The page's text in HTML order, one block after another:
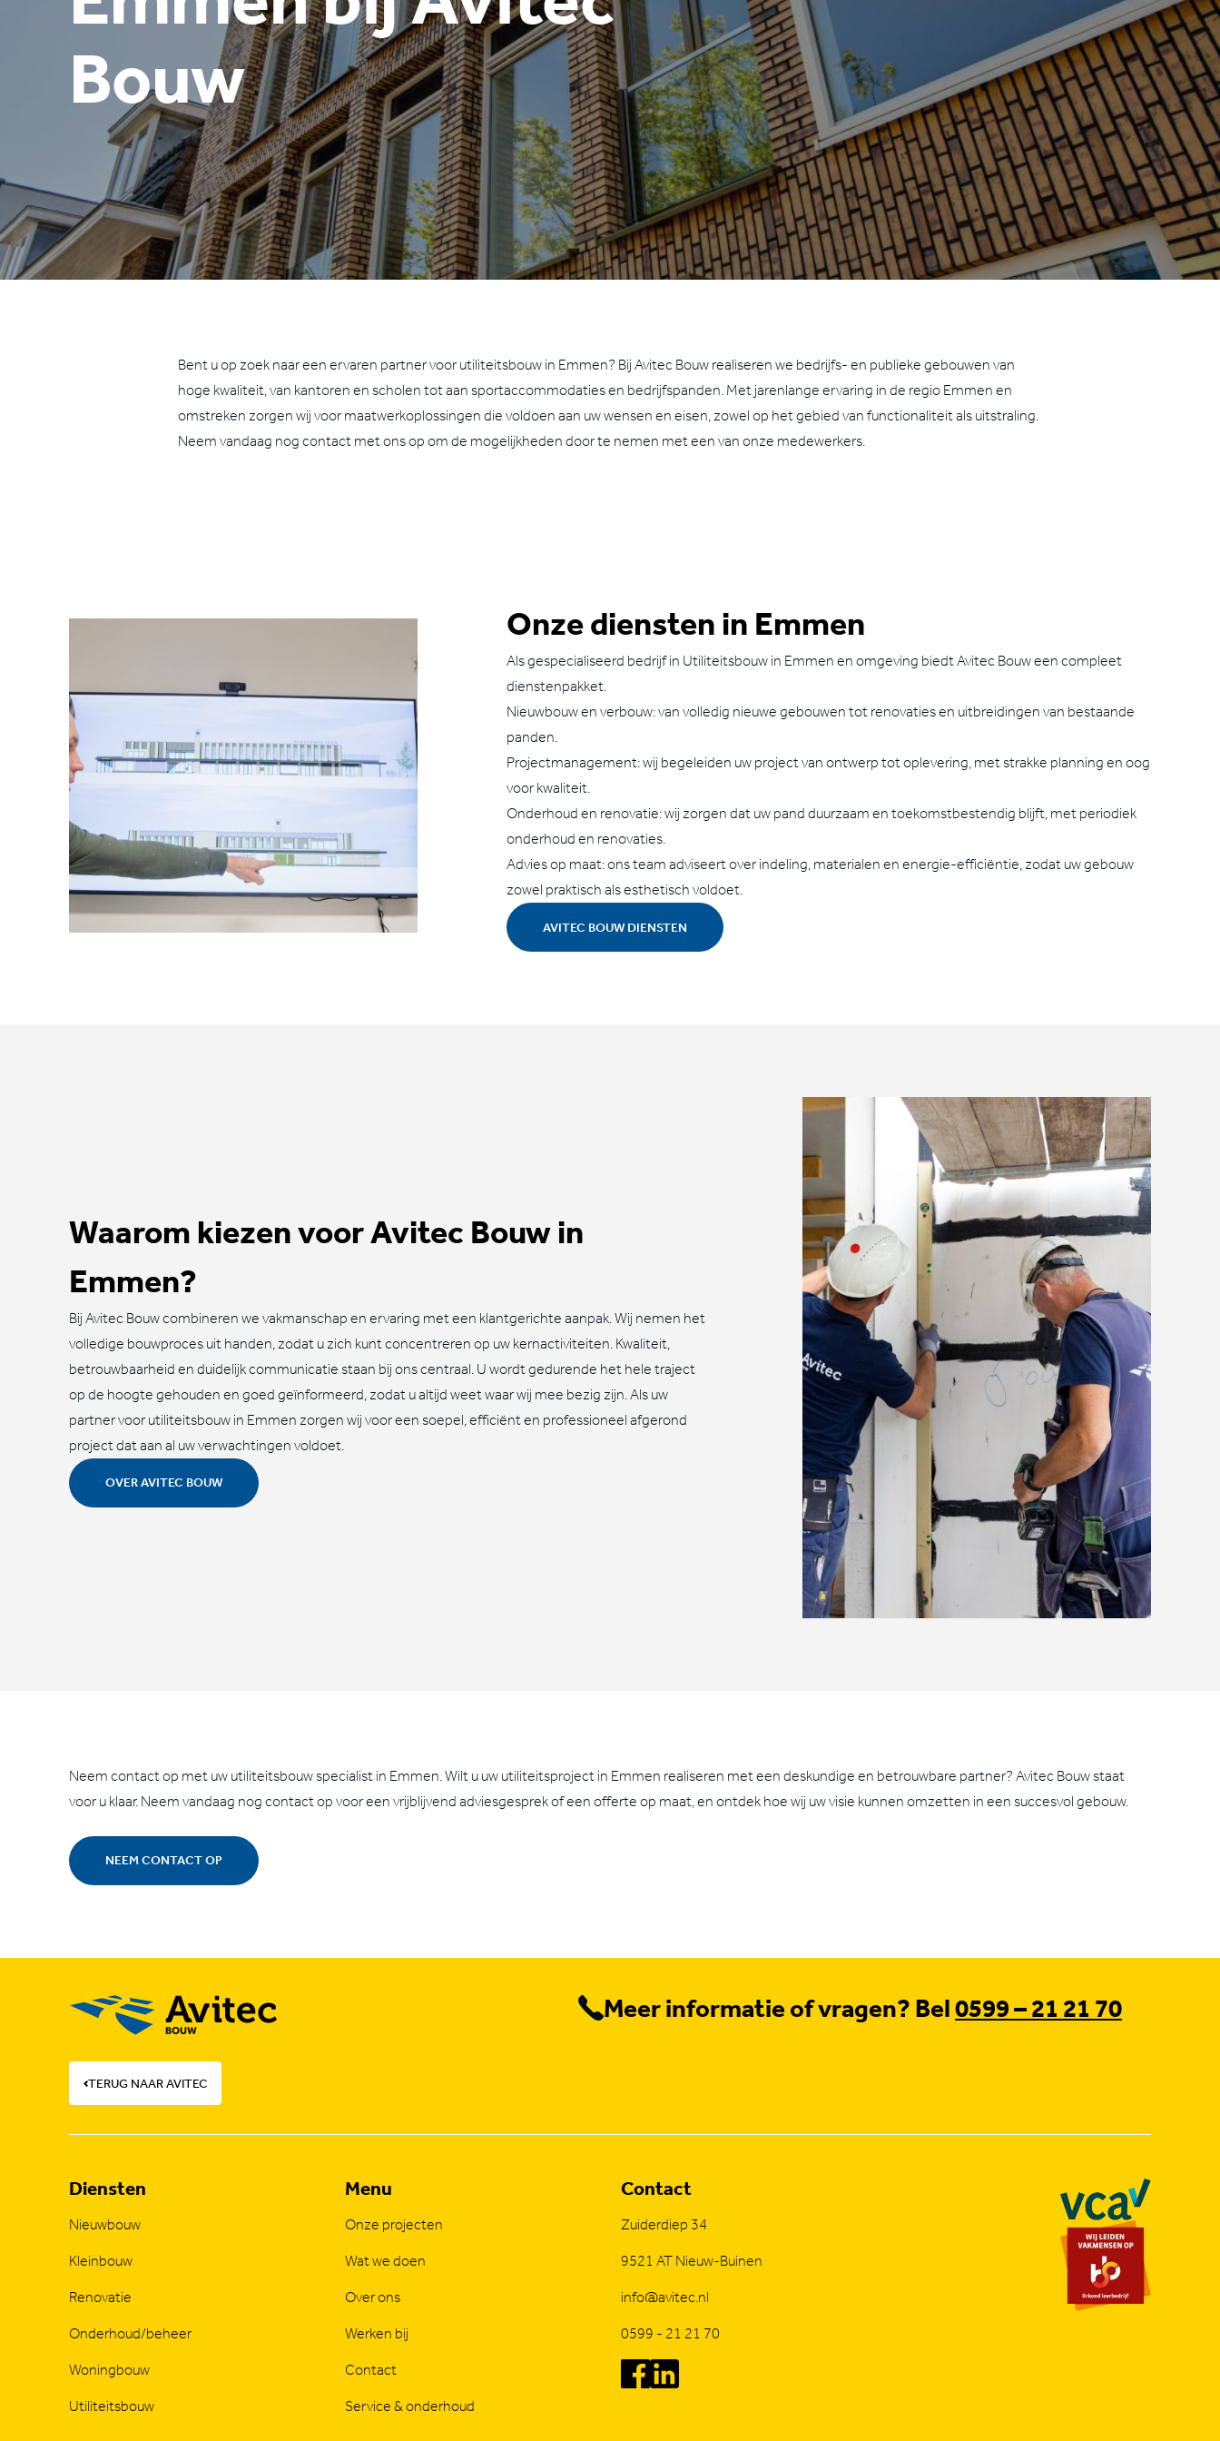
Bouw
Bent u op zoek naar een ervaren partner voor utiliteitsbouw in Emmen? Bij Avitec Bouw realiseren we bedrijfs- en publieke gebouwen van
hoge kwaliteit, van kantoren en scholen tot aan sportaccommodaties en bedrijfspanden. Met jarenlange ervaring in de regio Emmen en
omstreken zorgen wij voor maatwerkoplossingen die voldoen aan uw wensen en eisen, zowel op het gebied van functionaliteit als uitstraling.
Neem vandaag nog contact met ons op om de mogelijkheden door te nemen met een van onze medewerkers.
Onze diensten in Emmen
Als gespecialiseerd bedrijf in Utiliteitsbouw in Emmen en omgeving biedt Avitec Bouw een compleet
dienstenpakket.
Nieuwbouw en verbouw: van volledig nieuwe gebouwen tot renovaties en uitbreidingen van bestaande
panden.
Projectmanagement: wij begeleiden uw project van ontwerp tot oplevering, met strakke planning en oog
voor kwaliteit.
Onderhoud en renovatie: wij zorgen dat uw pand duurzaam en toekomstbestendig blijft, met periodiek
onderhoud en renovaties.
Advies op maat: ons team adviseert over indeling, materialen en energie-efficiëntie, zodat uw gebouw
zowel praktisch als esthetisch voldoet.
AVITEC BOUW DIENSTEN
Waarom kiezen voor Avitec Bouw in
Emmen?
Bij Avitec Bouw combineren we vakmanschap en ervaring met een klantgerichte aanpak. Wij nemen het
volledige bouwproces uit handen, zodat u zich kunt concentreren op uw kernactiviteiten. Kwaliteit,
betrouwbaarheid en duidelijk communicatie staan bij ons centraal. U wordt gedurende het hele traject
op de hoogte gehouden en goed geïnformeerd, zodat u altijd weet waar wij mee bezig zijn. Als uw
partner voor utiliteitsbouw in Emmen zorgen wij voor een soepel, efficiënt en professioneel afgerond
project dat aan al uw verwachtingen voldoet.
OVER AVITEC BOUW
Neem contact op met uw utiliteitsbouw specialist in Emmen. Wilt u uw utiliteitsproject in Emmen realiseren met een deskundige en betrouwbare partner? Avitec Bouw staat
voor u klaar. Neem vandaag nog contact op voor een vrijblijvend adviesgesprek of een offerte op maat, en ontdek hoe wij uw visie kunnen omzetten in een succesvol gebouw.
NEEM CONTACT OP
TERUG NAAR AVITEC
Meer informatie of vragen? Bel0599 – 21 21 70
Diensten
Nieuwbouw
Kleinbouw
Renovatie
Onderhoud/beheer
Woningbouw
Utiliteitsbouw
Menu
Onze projecten
Wat we doen
Over ons
Werken bij
Contact
Service & onderhoud
Contact
Zuiderdiep 34
9521 AT Nieuw-Buinen
info@avitec.nl
0599 - 21 21 70